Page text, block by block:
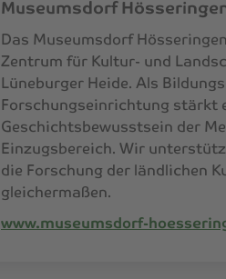
Museumsdorf
Das Museumsdorf
Zentrum für Kultur- und
Lüneburger Heide. Als
Forschungseinrichtung stärkt
Geschichtsbewusstsein der
Einzugsbereich. Wir
die Forschung der ländlichen
gleichermaßen.
www.museumsdorf-